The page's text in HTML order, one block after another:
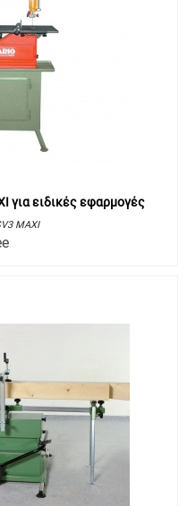
για ειδικές εφαρμογές
MAXI